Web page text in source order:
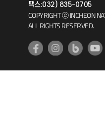
기초교육원
팩스:032) 835-0705
COPYRIGHT ⓒ INCHEON
ALL RIGHTS RESERVED.